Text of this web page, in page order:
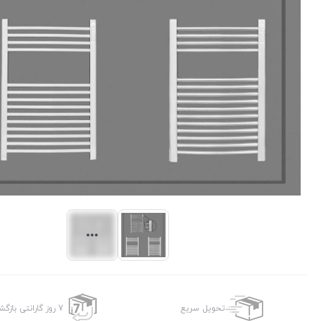
تحویل سریع 7 روز گارانتی بازگشت وجه